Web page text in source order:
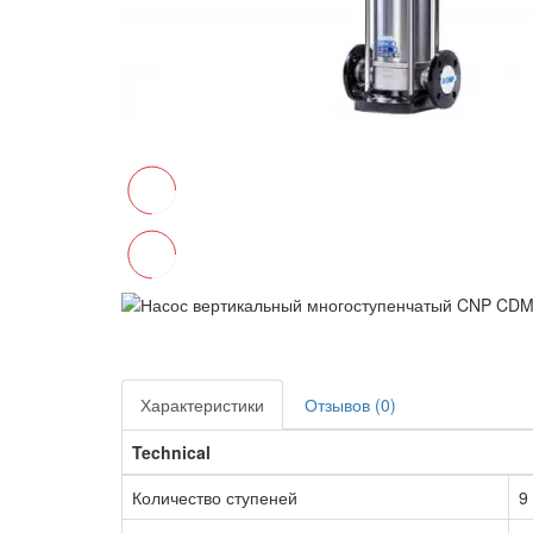
Характеристики
Отзывов (0)
Technical
Количество ступеней
9